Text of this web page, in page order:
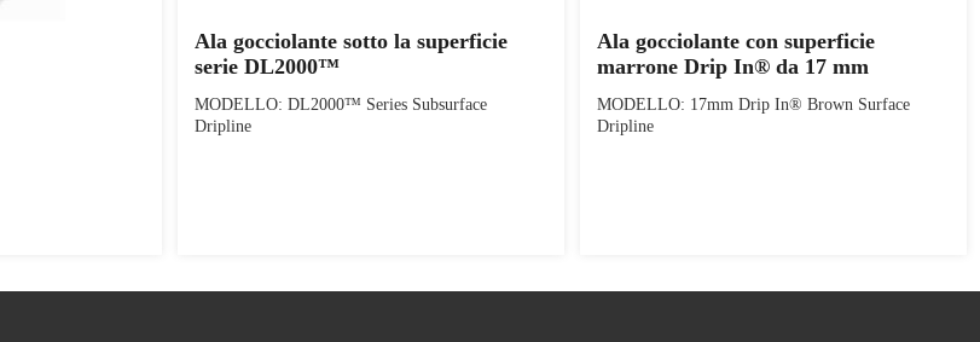
Ala gocciolante sotto la superficie
serie DL2000™
MODELLO: DL2000™ Series Subsurface
Dripline
Ala gocciolante con superficie
marrone Drip In® da 17 mm
MODELLO: 17mm Drip In® Brown Surface
Dripline